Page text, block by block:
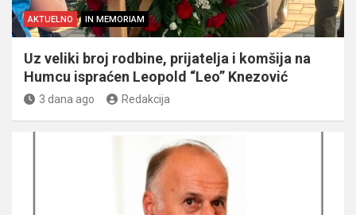
AKTUELNO IN MEMORIAM
Uz veliki broj rodbine, prijatelja i komšija na
Humcu ispraćen Leopold “Leo” Knezović
3 dana ago Redakcija